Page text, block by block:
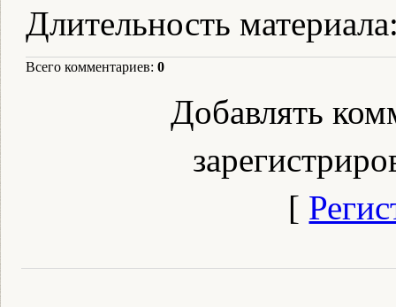
Длительность материала
Всего комментариев: 0
Добавлять
[